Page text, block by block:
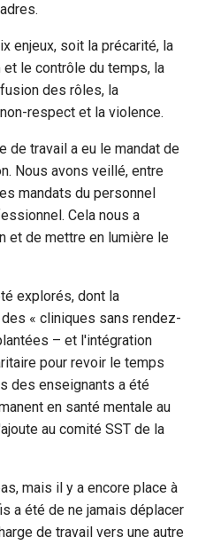
enjeux, soit la précarité, la
et le contrôle du temps, la
des rôles, la
respect et la violence.
de travail a eu le mandat de
Nous avons veillé, entre
mandats du personnel
Cela nous a
et de mettre en lumière le
explorés, dont la
« cliniques sans rendez-
– et l'intégration
pour revoir le temps
des enseignants a été
en santé mentale au
au comité SST de la
mais il y a encore place à
a été de ne jamais déplacer
de travail vers une autre